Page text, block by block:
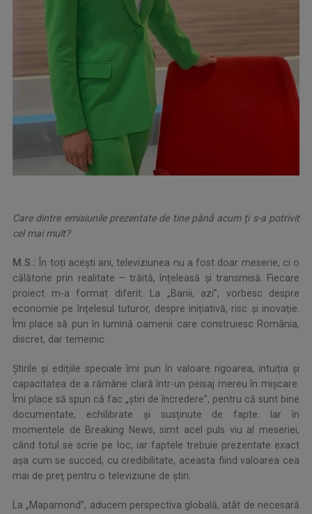
Care dintre emisiunile prezentate de tine până acum ţi s-a potrivit
cel mai mult?
M.S.: În toți acești ani, televiziunea nu a fost doar meserie, ci o
călătorie prin realitate – trăită, înțeleasă și transmisă. Fiecare
proiect m-a format diferit. La „Banii, azi”, vorbesc despre
economie pe înțelesul tuturor, despre inițiativă, risc și inovație.
Îmi place să pun în lumină oamenii care construiesc România,
discret, dar temeinic.
Știrile și edițiile speciale îmi pun în valoare rigoarea, intuiția și
capacitatea de a rămâne clară într-un peisaj mereu în mișcare.
Îmi place să spun că fac „știri de încredere”, pentru că sunt bine
documentate, echilibrate și susținute de fapte. Iar în
momentele de Breaking News, simt acel puls viu al meseriei,
când totul se scrie pe loc, iar faptele trebuie prezentate exact
aşa cum se succed, cu credibilitate, aceasta fiind valoarea cea
mai de preţ pentru o televiziune de ştiri.
La „Mapamond”, aducem perspectiva globală, atât de necesară